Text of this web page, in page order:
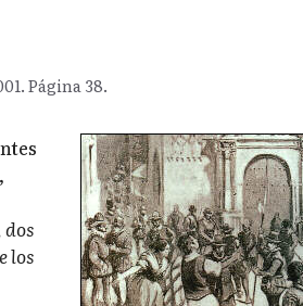
Página 38.
los